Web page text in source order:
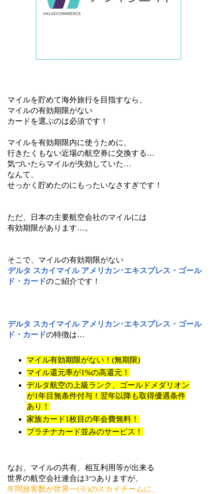
マイルを貯めて海外旅行を目指すなら、
マイルの有効期限がない
カードを選ぶのは必須です！
マイルを有効期限内に使うために、
行きたくもない近場の航空券に交換する…
気づいたらマイルが失効していた…
なんて、
せっかく貯めたのにもったいなさすぎです！
ただ、日本の主要航空会社のマイルには
有効期限があります…。
そこで、マイルの有効期限がない
デルタ スカイマイル アメリカン･エキスプレス・ゴール
ド・カードのご紹介です！
デルタ スカイマイル アメリカン･エキスプレス・ゴール
ド・カードの特徴は…
マイル有効期限がない！(無期限)
マイル還元率が1%の高還元！
デルタ航空の上級ランク、ゴールドメダリオン
が1年目無条件付与！翌年以降も取得優遇条件
あり！
家族カード1枚目の年会費無料！
プラチナカード並みのサービス！
なお、マイルの共有、相互利用等が出来る
世界の航空会社連合は3つありますが、
年間旅客数が世界一(※)のスカイチームに、